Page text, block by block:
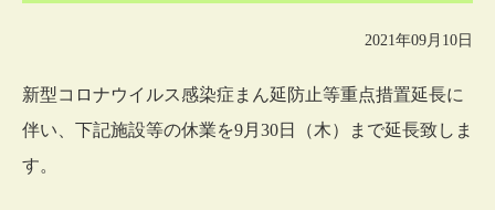
2021年09月10日
新型コロナウイルス感染症まん延防止等重点措置延長に
伴い、下記施設等の休業を9月30日（木）まで延長致しま
す。